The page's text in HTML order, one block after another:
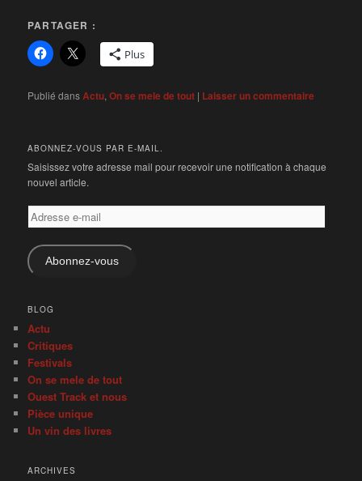
PARTAGER :
Plus
Publié dansActu,On se mele de tout | Laisser un commentaire
ABONNEZ-VOUS PAR E-MAIL.
Saisissez votre adresse mail pour recevoir une notification à chaque
nouvel article.
Adresse
e-
mail
Abonnez-vous
BLOG
Actu
Critiques
Festivals
On se mele de tout
Ouest Track et nous
Pièce unique
Un vin des livres
ARCHIVES